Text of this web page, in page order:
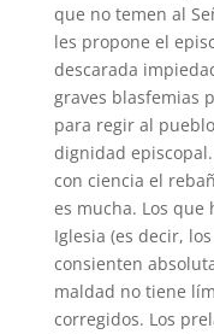
que no temen al
les propone el
descarada
graves blasfemias
para regir al
dignidad
con ciencia el
es mucha. Los
Iglesia (es decir,
consienten
maldad no tiene
corregidos. Los